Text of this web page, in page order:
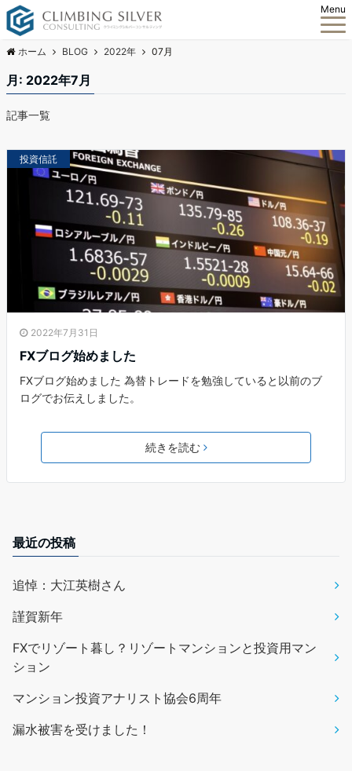
Menu
ホーム BLOG 2022年 07月
月: 2022年7月
記事一覧
投資信託
2022年7月31日
FXブログ始めました
FXブログ始めました 為替トレードを勉強していると以前のブ
ログでお伝えしました。
続きを読む
最近の投稿
追悼：大江英樹さん
謹賀新年
FXでリゾート暮し？リゾートマンションと投資用マン
ション
マンション投資アナリスト協会6周年
漏水被害を受けました！